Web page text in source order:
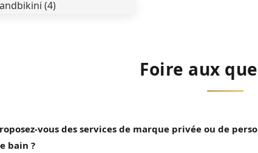
Foire aux
vous des services de marque privée ou de
bain ?